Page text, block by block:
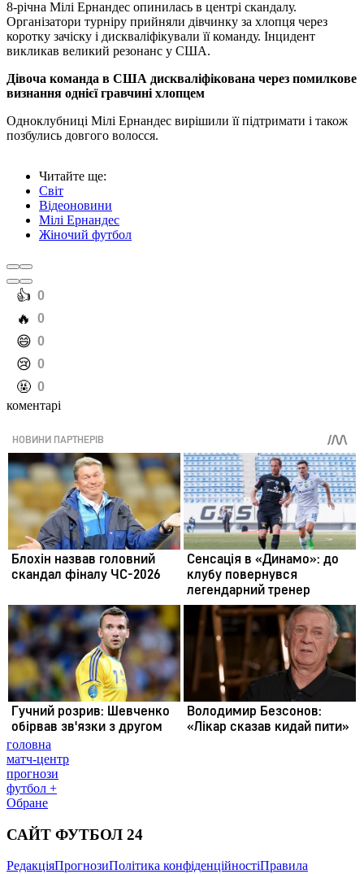
8-річна Мілі Ернандес опинилась в центрі скандалу.
Організатори турніру прийняли дівчинку за хлопця через
коротку зачіску і дискваліфікували її команду. Інцидент
викликав великий резонанс у США.
Дівоча команда в США дискваліфікована через помилкове
визнання однієї гравчині хлопцем
Одноклубниці Мілі Ернандес вирішили її підтримати і також
позбулись довгого волосся.
Читайте ще:
Світ
Відеоновини
Мілі Ернандес
Жіночий футбол
️👍 0
️🔥 0
️😄 0
️😢 0
️🤬 0
коментарі
головна
матч-центр
прогнози
футбол +
Обране
САЙТ ФУТБОЛ 24
РедакціяПрогнозиПолітика конфіденційностіПравила